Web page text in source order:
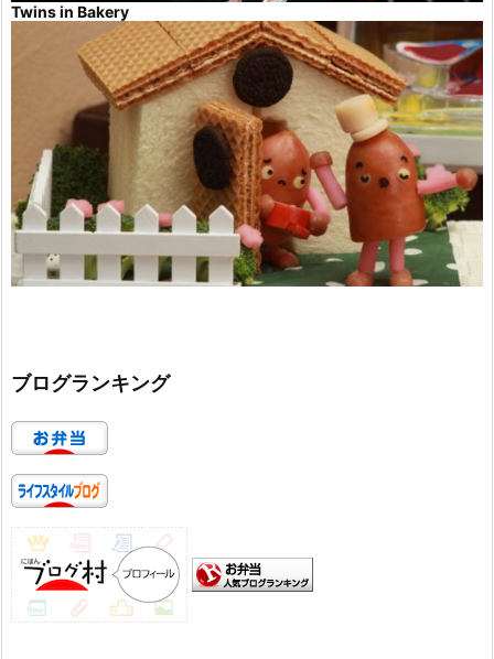
Twins in Bakery
ブログランキング